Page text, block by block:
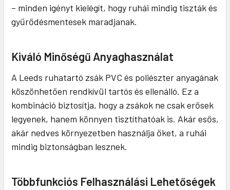
– minden igényt kielégít, hogy ruhái mindig tiszták és
gyűrődésmentesek maradjanak.
Kiváló Minőségű Anyaghasználat
A Leeds ruhatartó zsák PVC és poliészter anyagának
köszönhetően rendkívül tartós és ellenálló. Ez a
kombináció biztosítja, hogy a zsákok ne csak erősek
legyenek, hanem könnyen tisztíthatóak is. Akár esős,
akár nedves környezetben használja őket, a ruhái
mindig biztonságban lesznek.
Többfunkciós Felhasználási Lehetőségek